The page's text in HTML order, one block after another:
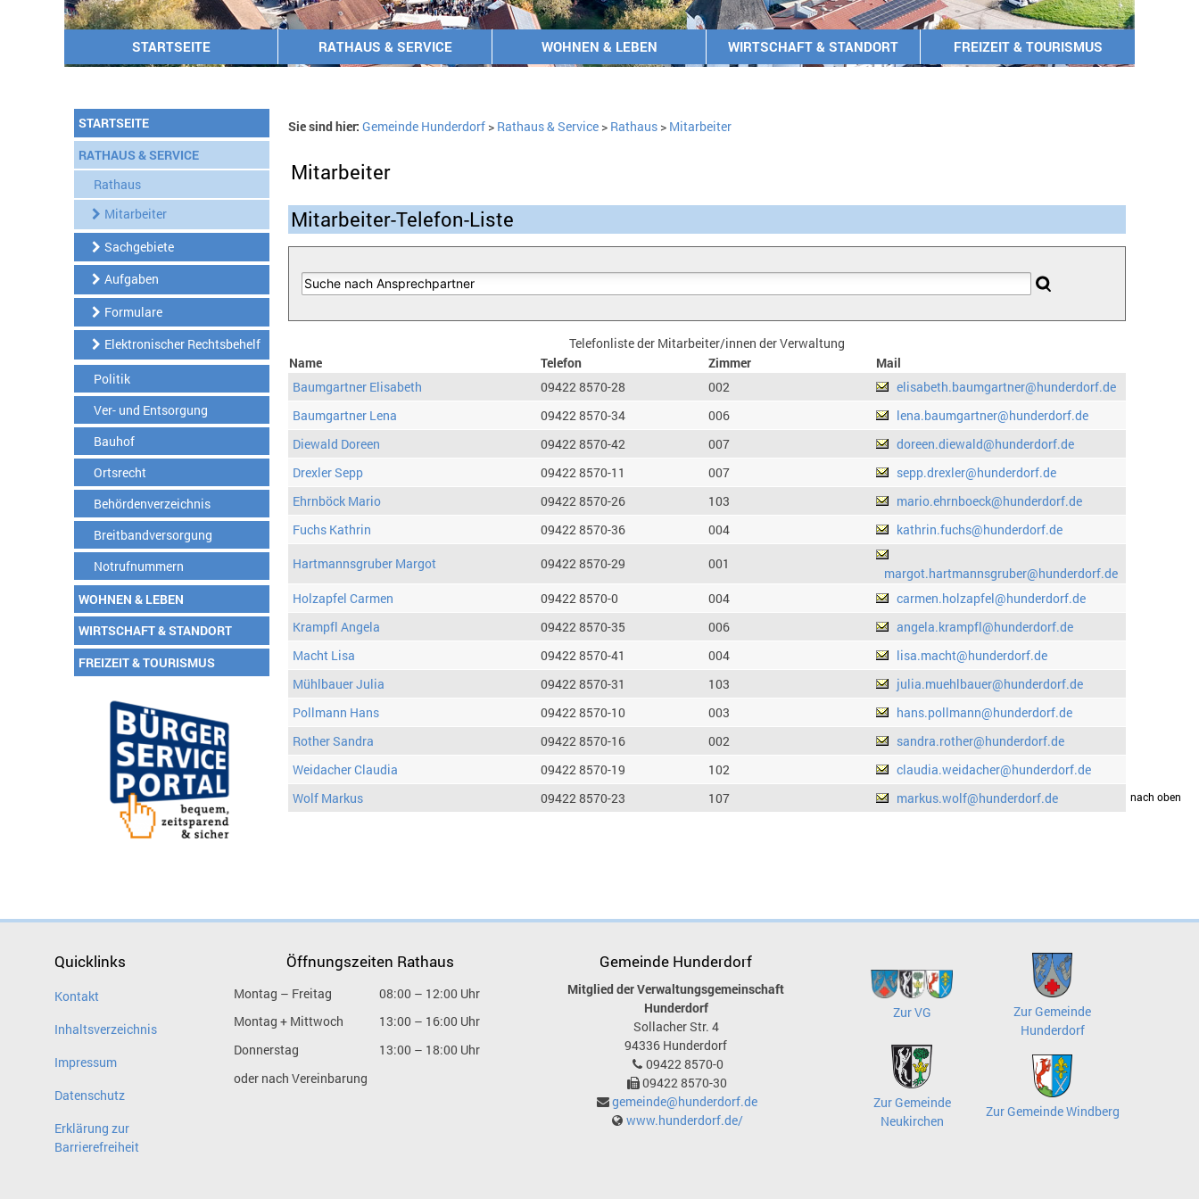
STARTSEITE RATHAUS & SERVICE WOHNEN & LEBEN WIRTSCHAFT & STANDORT FREIZEIT & TOURISMUS
STARTSEITE
RATHAUS & SERVICE
Rathaus
Mitarbeiter
Sachgebiete
Aufgaben
Formulare
Elektronischer Rechtsbehelf
Politik
Ver- und Entsorgung
Bauhof
Ortsrecht
Behördenverzeichnis
Breitbandversorgung
Notrufnummern
WOHNEN & LEBEN
WIRTSCHAFT & STANDORT
FREIZEIT & TOURISMUS
Sie sind hier: Gemeinde Hunderdorf> Rathaus & Service> Rathaus> Mitarbeiter
Mitarbeiter
Mitarbeiter-Telefon-Liste
Telefonliste der Mitarbeiter/innen der Verwaltung
Name
Telefon Zimmer
Mail
Baumgartner Elisabeth
09422 8570-28 002
elisabeth.baumgartner@hunderdorf.de
Baumgartner Lena
09422 8570-34 006
lena.baumgartner@hunderdorf.de
Diewald Doreen
09422 8570-42 007
doreen.diewald@hunderdorf.de
Drexler Sepp
09422 8570-11 007
sepp.drexler@hunderdorf.de
Ehrnböck Mario
09422 8570-26 103
mario.ehrnboeck@hunderdorf.de
Fuchs Kathrin
09422 8570-36 004
kathrin.fuchs@hunderdorf.de
Hartmannsgruber Margot
09422 8570-29 001
margot.hartmannsgruber@hunderdorf.de
Holzapfel Carmen
09422 8570-0 004
carmen.holzapfel@hunderdorf.de
Krampfl Angela
09422 8570-35 006
angela.krampfl@hunderdorf.de
Macht Lisa
09422 8570-41 004
lisa.macht@hunderdorf.de
Mühlbauer Julia
09422 8570-31 103
julia.muehlbauer@hunderdorf.de
Pollmann Hans
09422 8570-10 003
hans.pollmann@hunderdorf.de
Rother Sandra
09422 8570-16 002
sandra.rother@hunderdorf.de
Weidacher Claudia
09422 8570-19 102
claudia.weidacher@hunderdorf.de
Wolf Markus
09422 8570-23 107 markus.wolf@hunderdorf.dedrucken nach oben
Quicklinks
Kontakt
Inhaltsverzeichnis
Impressum
Datenschutz
Erklärung zur
Barrierefreiheit
Öffnungszeiten Rathaus
Montag – Freitag
08:00 – 12:00 Uhr
Montag + Mittwoch
13:00 – 16:00 Uhr
Donnerstag
13:00 – 18:00 Uhr
oder nach Vereinbarung
Gemeinde Hunderdorf
Mitglied der Verwaltungsgemeinschaft
Hunderdorf
Sollacher Str. 4
94336 Hunderdorf
09422 8570-0
09422 8570-30
gemeinde@hunderdorf.de
www.hunderdorf.de/
Zur VG
Zur Gemeinde
Hunderdorf
Zur Gemeinde
Neukirchen
Zur Gemeinde Windberg